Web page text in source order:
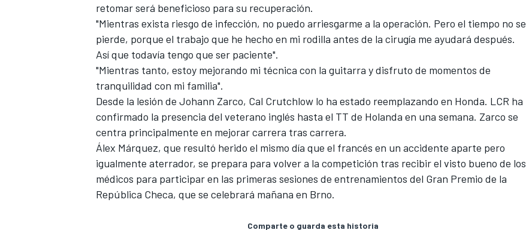
retomar será beneficioso para su recuperación.
"Mientras exista riesgo de infección, no puedo arriesgarme a la operación. Pero el tiempo no se
pierde, porque el trabajo que he hecho en mi rodilla antes de la cirugía me ayudará después.
Así que todavía tengo que ser paciente".
"Mientras tanto, estoy mejorando mi técnica con la guitarra y disfruto de momentos de
tranquilidad con mi familia".
Desde la lesión de Johann Zarco, Cal Crutchlow lo ha estado reemplazando en Honda. LCR ha
confirmado la presencia del veterano inglés hasta el TT de Holanda en una semana. Zarco se
centra principalmente en mejorar carrera tras carrera.
Álex Márquez, que resultó herido el mismo día que el francés en un accidente aparte pero
igualmente aterrador, se prepara para volver a la competición tras recibir el visto bueno de los
médicos para participar en las primeras sesiones de entrenamientos del Gran Premio de la
República Checa, que se celebrará mañana en Brno.
Comparte o guarda esta historia